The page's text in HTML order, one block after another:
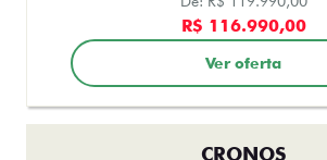
STRADA FREEDOM CABINE DUPLA